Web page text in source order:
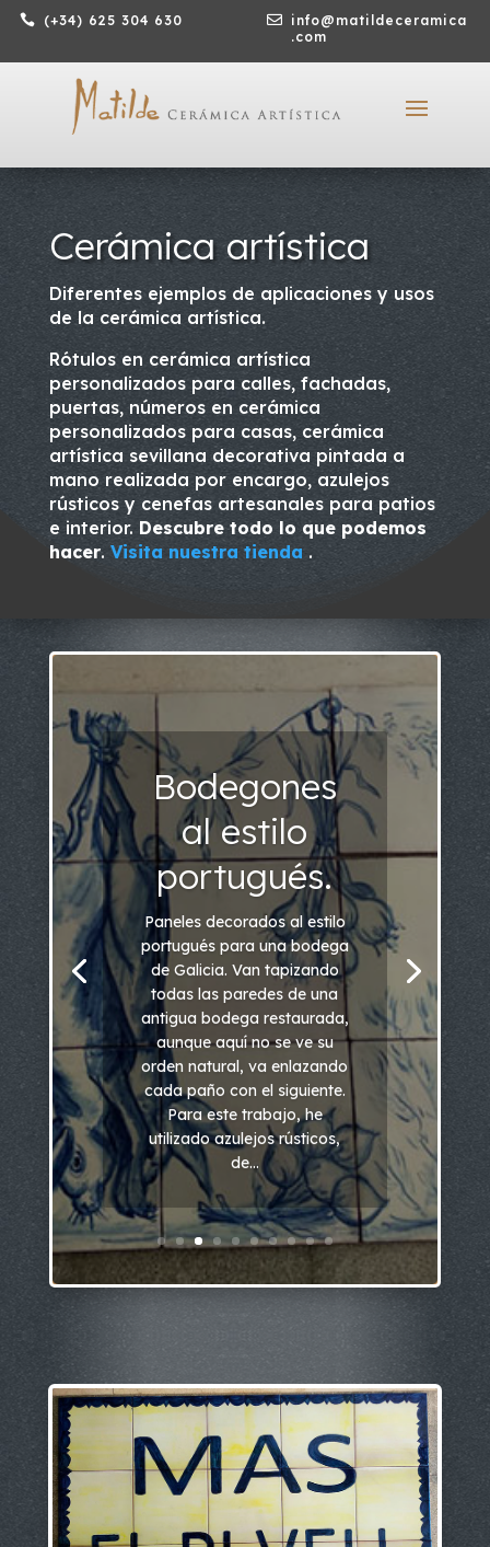
 (+34) 625 304 630 
info@matildeceramica
.com
Cerámica artística
Diferentes ejemplos de aplicaciones y usos
de la cerámica artística.
Rótulos en cerámica artística
personalizados para calles, fachadas,
puertas, números en cerámica
personalizados para casas, cerámica
artística sevillana decorativa pintada a
mano realizada por encargo, azulejos
rústicos y cenefas artesanales para patios
e interior. Descubre todo lo que podemos
hacer. Visita nuestra tienda .
Bodegones
al estilo
portugués.
Paneles decorados al estilo
portugués para una bodega
de Galicia. Van tapizando
todas las paredes de una
antigua bodega restaurada,
aunque aquí no se ve su
orden natural, va enlazando
cada paño con el siguiente.
Para este trabajo, he
utilizado azulejos rústicos,
de...